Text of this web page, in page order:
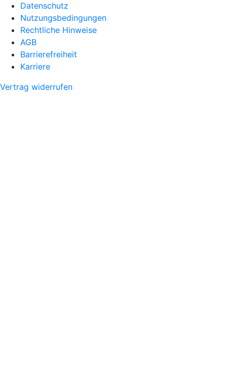
Datenschutz
Nutzungsbedingungen
Rechtliche Hinweise
AGB
Barrierefreiheit
Karriere
Vertrag widerrufen